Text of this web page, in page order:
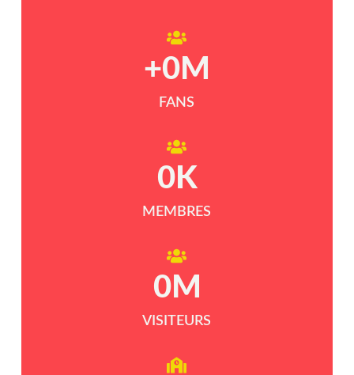
FANS
+0 M
MEMBRES
0K
VISITEURS
0M